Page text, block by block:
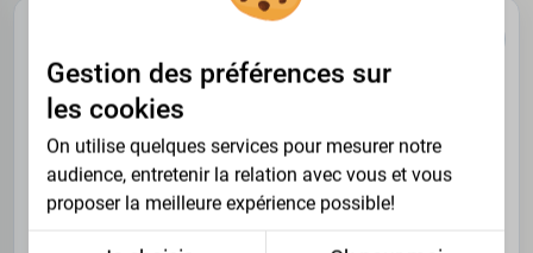
Gestion des préférences sur
les cookies
On utilise quelques services pour mesurer notre
audience, entretenir la relation avec vous et vous
proposer la meilleure expérience possible!